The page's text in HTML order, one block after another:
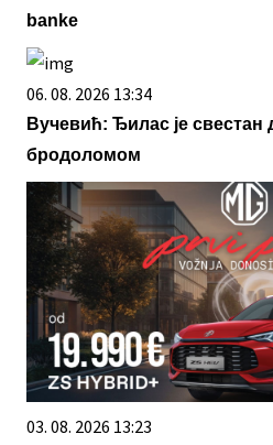
banke
06. 08. 2026 13:34
Вучевић: Ђилас је свестан
бродоломом
03. 08. 2026 13:23